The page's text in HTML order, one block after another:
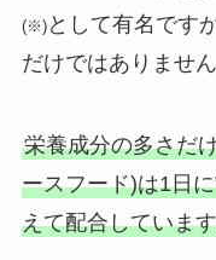
(※)として有名です
だけではありません
栄養成分の多さだ
ースフード)は1日
えて配合していま